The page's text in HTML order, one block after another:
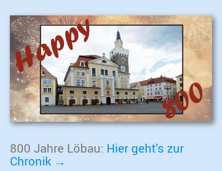
800 Jahre Löbau: Hier geht’s zur
Chronik →